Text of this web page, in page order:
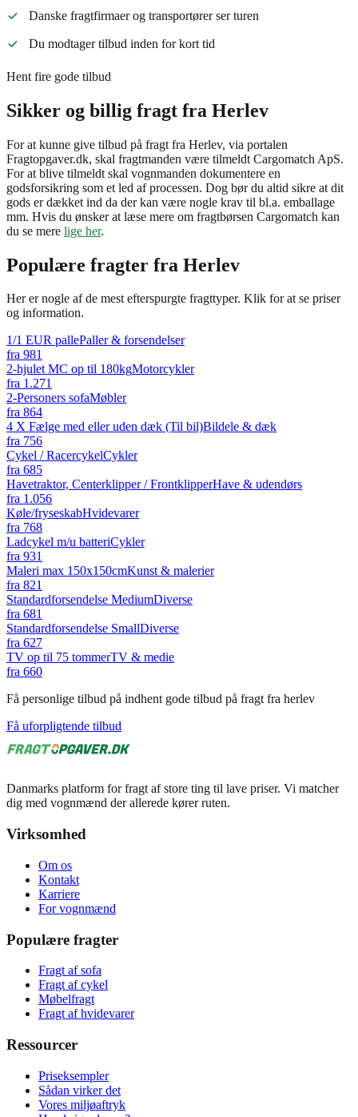
Danske fragtfirmaer og transportører ser turen
Du modtager tilbud inden for kort tid
Hent fire gode tilbud
Sikker og billig fragt fra Herlev
For at kunne give tilbud på fragt fra Herlev, via portalen
Fragtopgaver.dk, skal fragtmanden være tilmeldt Cargomatch ApS.
For at blive tilmeldt skal vognmanden dokumentere en
godsforsikring som et led af processen. Dog bør du altid sikre at dit
gods er dækket ind da der kan være nogle krav til bl.a. emballage
mm. Hvis du ønsker at læse mere om fragtbørsen Cargomatch kan
du se mere lige her.
Populære fragter fra Herlev
Her er nogle af de mest efterspurgte fragttyper. Klik for at se priser
og information.
1/1 EUR pallePaller & forsendelser
fra 981
2-hjulet MC op til 180kgMotorcykler
fra 1.271
2-Personers sofaMøbler
fra 864
4 X Fælge med eller uden dæk (Til bil)Bildele & dæk
fra 756
Cykel / RacercykelCykler
fra 685
Havetraktor, Centerklipper / FrontklipperHave & udendørs
fra 1.056
Køle/fryseskabHvidevarer
fra 768
Ladcykel m/u batteriCykler
fra 931
Maleri max 150x150cmKunst & malerier
fra 821
Standardforsendelse MediumDiverse
fra 681
Standardforsendelse SmallDiverse
fra 627
TV op til 75 tommerTV & medie
fra 660
Få personlige tilbud på indhent gode tilbud på fragt fra herlev
Få uforpligtende tilbud
Danmarks platform for fragt af store ting til lave priser. Vi matcher
dig med vognmænd der allerede kører ruten.
Virksomhed
Om os
Kontakt
Karriere
For vognmænd
Populære fragter
Fragt af sofa
Fragt af cykel
Møbelfragt
Fragt af hvidevarer
Ressourcer
Priseksempler
Sådan virker det
Vores miljøaftryk